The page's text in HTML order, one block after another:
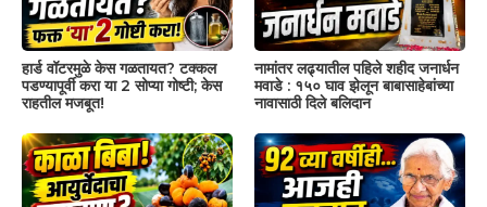
हार्ड वॉटरमुळे केस गळतायत? टक्कल
पडण्यापूर्वी करा या 2 सोप्या गोष्टी; केस
राहतील मजबूत!
नामांतर लढ्यातील पहिले शहीद जनार्धन
मवाडे : १५० घाव झेलून बाबासाहेबांच्या
नावासाठी दिले बलिदान